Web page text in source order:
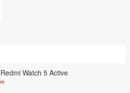
mạnh mẽ. Với loa kép công suất
tiết, từ âm trầm mạnh mẽ đến âm
rạp chiếu phim thu nhỏ ngay tại gia
Watch 5 Active